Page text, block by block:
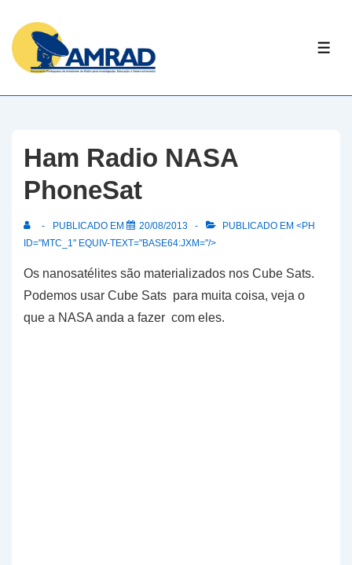
Skip
Content
Ham Radio NASA
PhoneSat
PUBLICADO EM 20/08/2013
PUBLICADO EM <PH
ID="MTC_1" EQUIV-TEXT="BASE64:JXM="/>
Os nanosatélites são materializados nos Cube Sats.
Podemos usar Cube Sats para muita coisa, veja o
que a NASA anda a fazer com eles.